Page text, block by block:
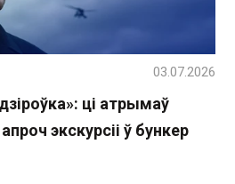
ці атрымаў
экскурсіі ў бункер
03.07.2026